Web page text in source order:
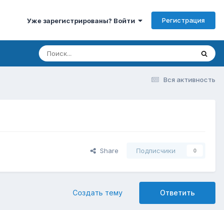
Уже зарегистрированы? Войти Регистрация
Вся активность
Share Подписчики 0
Ответить
Создать тему